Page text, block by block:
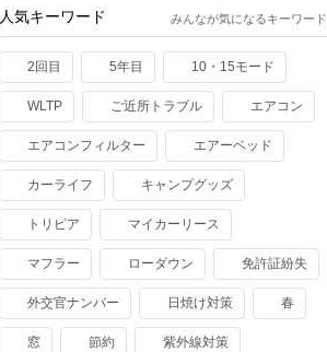
人気キーワード みんなが気になるキーワード
2回目 5年目 10・15モード
WLTP ご近所トラブル エアコン
エアコンフィルター エアーベッド
カーライフ キャンプグッズ
トリビア マイカーリース
マフラー ローダウン 免許証紛失
外交官ナンバー 日焼け対策 春
窓 節約 紫外線対策